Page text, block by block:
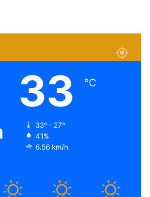
33 ℃
33º - 27º
41%
6.56 km/h